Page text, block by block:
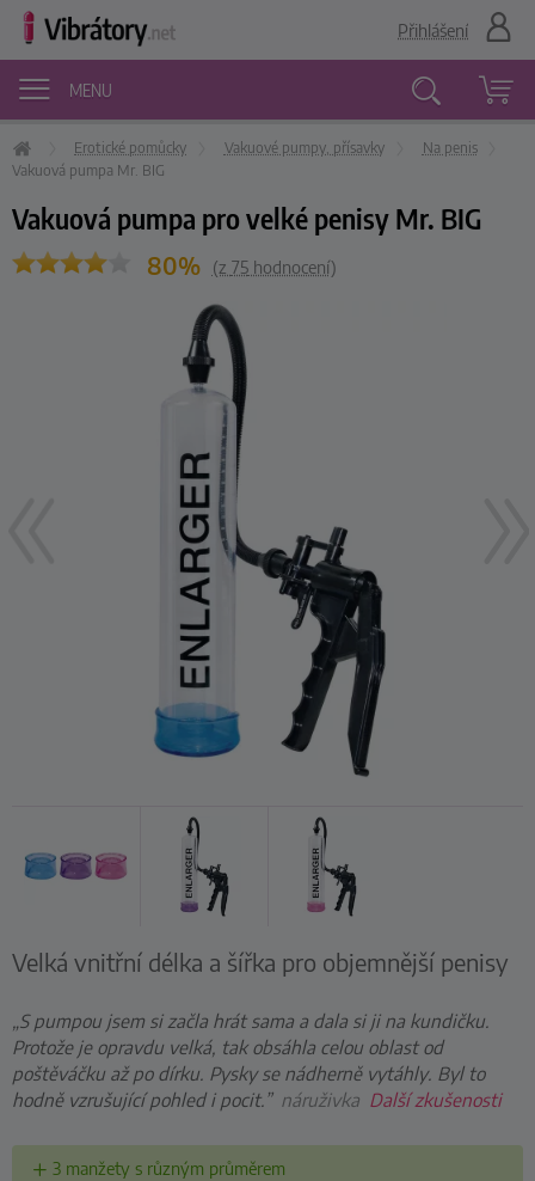
MENU
Vyhledávání
Přihlášení
Erotické pomůcky Vakuové pumpy, přísavky
Na penis
Vakuová pumpa Mr. BIG
Vakuová pumpa pro velké penisy Mr. BIG
80% (z 75hodnocení)
Velká vnitřní délka a šířka pro objemnější penisy
„S pumpou jsem si začla hrát sama a dala si ji na kundičku.
Protože je opravdu velká, tak obsáhla celou oblast od
poštěváčku až po dírku. Pysky se nádherně vytáhly. Byl to
hodně vzrušující pohled i pocit.” náruživka Další zkušenosti
3 manžety s různým průměrem